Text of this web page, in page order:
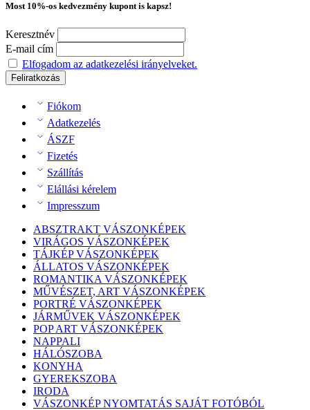
Most 10%-os kedvezmény kupont is kapsz!
Keresztnév
E-mail cím
Elfogadom az adatkezelési irányelveket.
Fiókom
Adatkezelés
ÁSZF
Fizetés
Szállítás
Elállási kérelem
Impresszum
ABSZTRAKT VÁSZONKÉPEK
VIRÁGOS VÁSZONKÉPEK
TÁJKÉP VÁSZONKÉPEK
ÁLLATOS VÁSZONKÉPEK
ROMANTIKA VÁSZONKÉPEK
MŰVÉSZET, ART VÁSZONKÉPEK
PORTRÉ VÁSZONKÉPEK
JÁRMŰVEK VÁSZONKÉPEK
POP ART VÁSZONKÉPEK
NAPPALI
HÁLÓSZOBA
KONYHA
GYEREKSZOBA
IRODA
VÁSZONKÉP NYOMTATÁS SAJÁT FOTÓBÓL